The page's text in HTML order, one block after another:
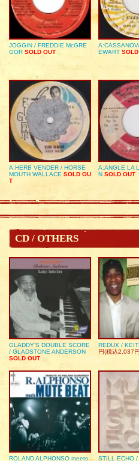
JOGGIN / FREDDIE McGRE
GOR SOLD OUT
EWART
A:HERB VENDER / HORSE
MOUTH WALLACE SOLD OU
T
A:ANGLE LA
N SOLD OUT
CD / OTHERS
GLADDY’S DOUBLE SCORE
/ GLADSTONE ANDERSON
SOLD OUT
REDUX /
円(税込2,037
ROLAND ALPHONSO meets
STILL ECHO /